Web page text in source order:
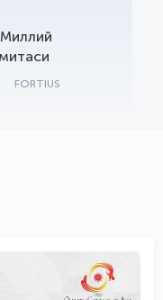
FORTIUS